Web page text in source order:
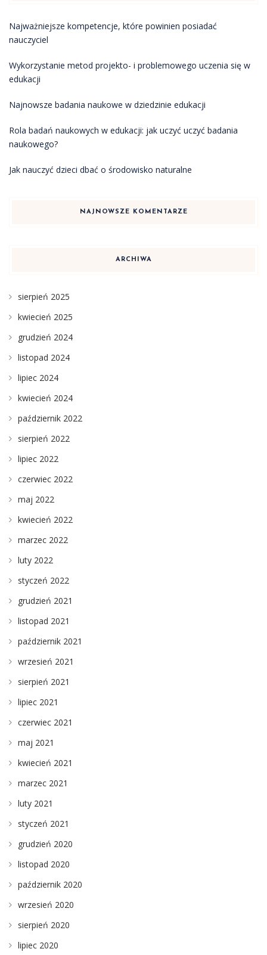
Najważniejsze kompetencje, które powinien posiadać
nauczyciel
Wykorzystanie metod projekto- i problemowego uczenia się w
edukacji
Najnowsze badania naukowe w dziedzinie edukacji
Rola badań naukowych w edukacji: jak uczyć uczyć badania
naukowego?
Jak nauczyć dzieci dbać o środowisko naturalne
NAJNOWSZE KOMENTARZE
ARCHIWA
sierpień 2025
kwiecień 2025
grudzień 2024
listopad 2024
lipiec 2024
kwiecień 2024
październik 2022
sierpień 2022
lipiec 2022
czerwiec 2022
maj 2022
kwiecień 2022
marzec 2022
luty 2022
styczeń 2022
grudzień 2021
listopad 2021
październik 2021
wrzesień 2021
sierpień 2021
lipiec 2021
czerwiec 2021
maj 2021
kwiecień 2021
marzec 2021
luty 2021
styczeń 2021
grudzień 2020
listopad 2020
październik 2020
wrzesień 2020
sierpień 2020
lipiec 2020